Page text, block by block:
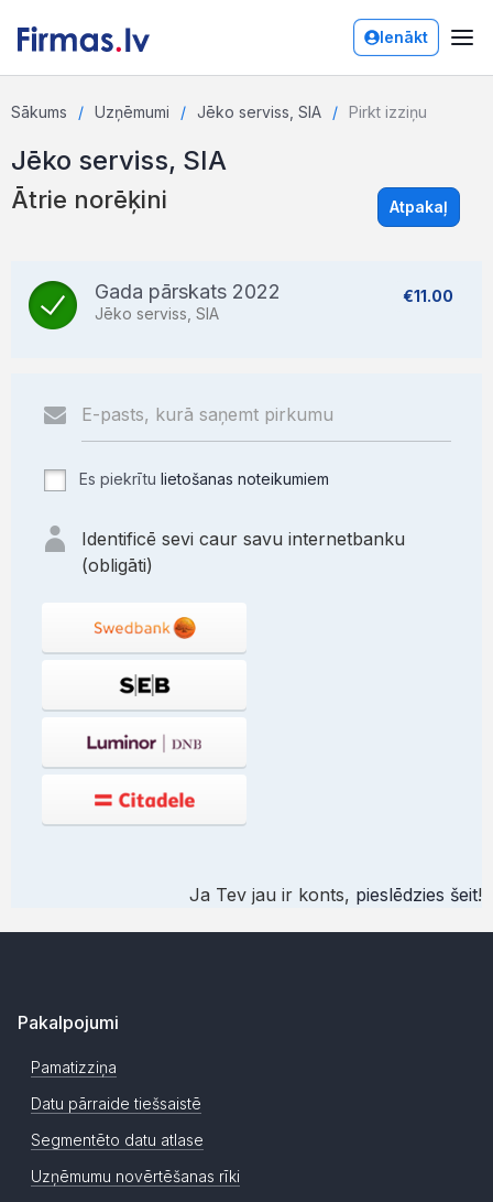
Ienākt
Sākums Uzņēmumi Jēko serviss, SIA Pirkt izziņu
Jēko serviss, SIA
Ātrie norēķini Atpakaļ
Gada pārskats 2022
Jēko serviss, SIA
€11.00
Es piekrītu lietošanas noteikumiem
Identificē sevi caur savu internetbanku
(obligāti)
Ja Tev jau ir konts, pieslēdzies šeit!
Pakalpojumi
Pamatizziņa
Datu pārraide tiešsaistē
Segmentēto datu atlase
Uzņēmumu novērtēšanas rīki